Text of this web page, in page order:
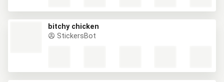
bitchy chicken
StickersBot